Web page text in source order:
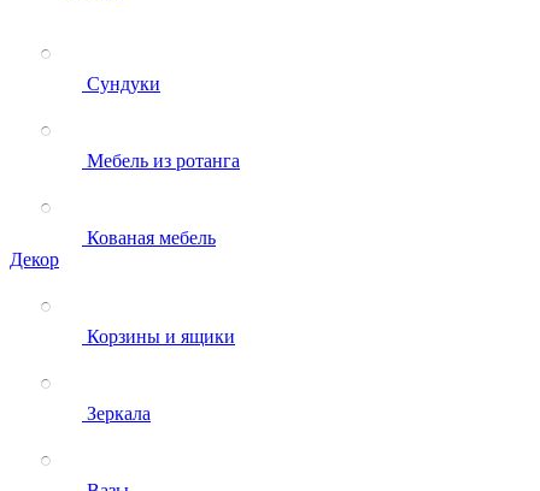
Сундуки
Мебель из ротанга
Кованая мебель
Декор
Корзины и ящики
Зеркала